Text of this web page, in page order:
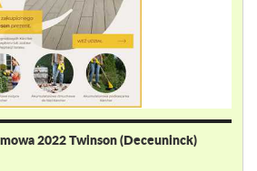
2022 Twinson (Deceuninck)